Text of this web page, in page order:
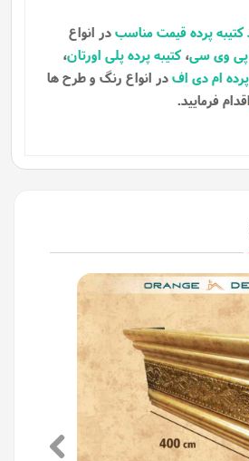
کتیبه پرده قیمت مناسبدر انواع
پی وی سی،کتیبه پرده پلی اورتان،
ام دی افدر انواع رنگ و طرح ها
اقدام فرمایید.